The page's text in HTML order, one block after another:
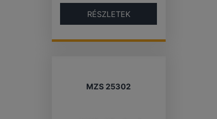
RÉSZLETEK
MZS 25302